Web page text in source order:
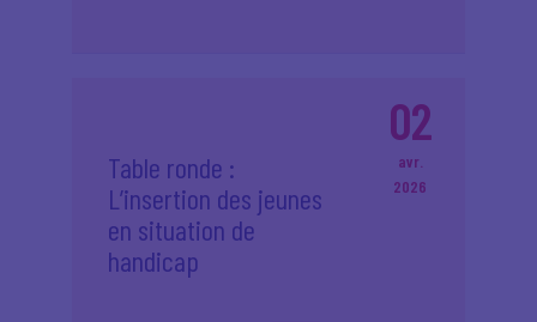
02
avr.
2026
Table ronde :
L’insertion des jeunes
en situation de
handicap